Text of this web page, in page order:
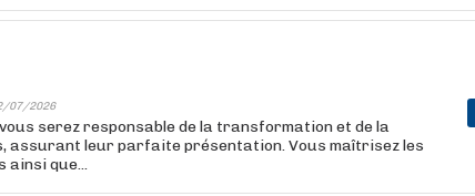
07/2026
serez responsable de la transformation et de la
assurant leur parfaite présentation. Vous maîtrisez les
ainsi que...